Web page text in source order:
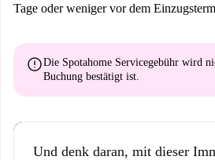
Tage oder weniger vor dem
errorDie Spotahome Servicegebühr wird
Buchung bestätigt ist.
Und denk daran, mit dieser